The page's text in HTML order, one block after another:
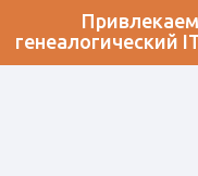
генеалогический